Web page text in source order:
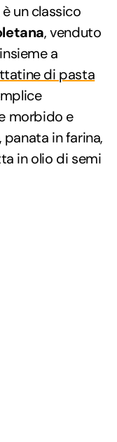
un classico
, venduto
a
di pasta
morbido e
in farina,
in olio di semi